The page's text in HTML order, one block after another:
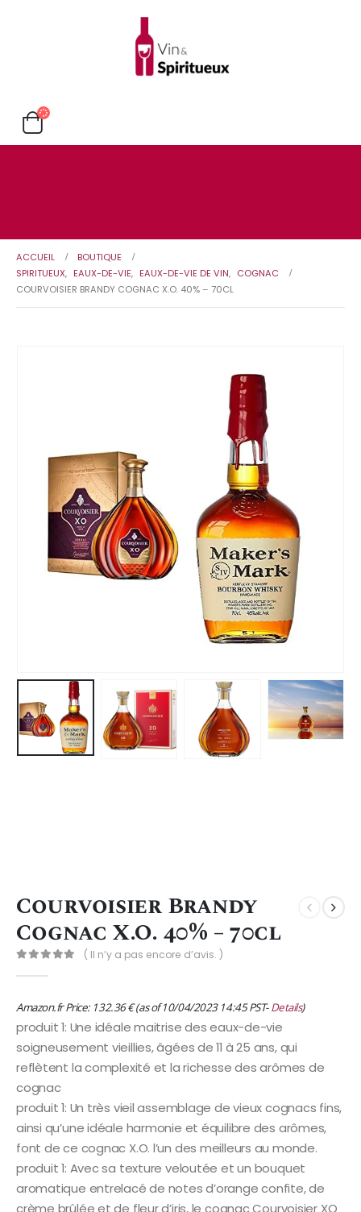
ACCUEIL
BOUTIQUE
SPIRITUEUX, EAUX-DE-VIE, EAUX-DE-VIE DE VIN, COGNAC
COURVOISIER BRANDY COGNAC X.O. 40% – 70CL
Courvoisier Brandy
Cognac X.O. 40% – 70cl
( Il n’y a pas encore d’avis. )
Amazon.fr Price: 132.36€(as of 10/04/2023 14:45 PST-Details)
produit 1: Une idéale maitrise des eaux-de-vie
soigneusement vieillies, âgées de 11 à 25 ans, qui
reflètent la complexité et la richesse des arômes de
cognac
produit 1: Un très vieil assemblage de vieux cognacs fins,
ainsi qu’une idéale harmonie et équilibre des arômes,
font de ce cognac X.O. l’un des meilleurs au monde.
produit 1: Avec sa texture veloutée et un bouquet
aromatique entrelacé de notes d’orange confite, de
crème brûlée et de fleur d’iris, le cognac Courvoisier XO